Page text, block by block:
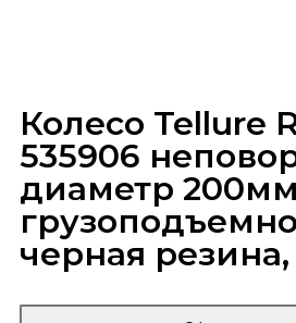
Колесо Tellure
535906
диаметр
черная резина,